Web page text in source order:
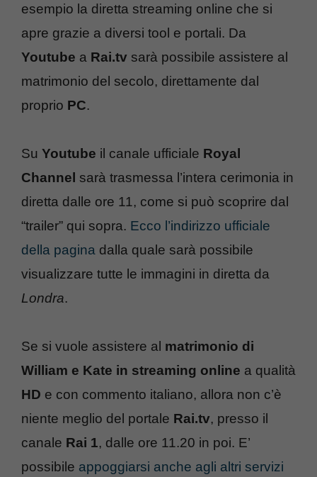
esempio la diretta streaming online che si
apre grazie a diversi tool e portali. Da
Youtube a Rai.tv sarà possibile assistere al
matrimonio del secolo, direttamente dal
proprio PC.
Su Youtube il canale ufficiale Royal
Channel sarà trasmessa l’intera cerimonia in
diretta dalle ore 11, come si può scoprire dal
“trailer” qui sopra. Ecco l’indirizzo ufficiale
della pagina dalla quale sarà possibile
visualizzare tutte le immagini in diretta da
Londra.
Se si vuole assistere al matrimonio di
William e Kate in streaming online a qualità
HD e con commento italiano, allora non c’è
niente meglio del portale Rai.tv, presso il
canale Rai 1, dalle ore 11.20 in poi. E’
possibile appoggiarsi anche agli altri servizi